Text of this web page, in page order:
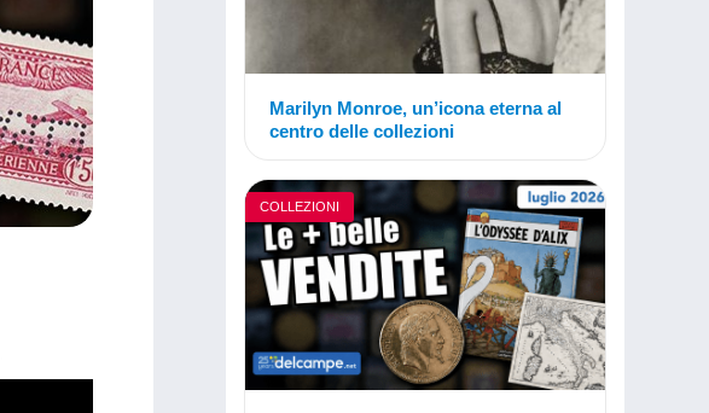
Marilyn Monroe, un’icona eterna al
centro delle collezioni
COLLEZIONI